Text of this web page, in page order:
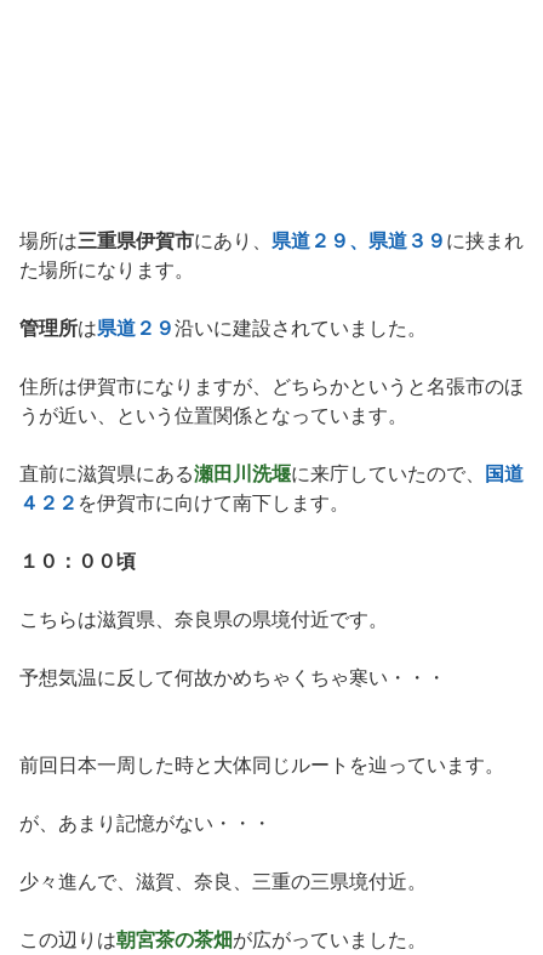
場所は三重県伊賀市にあり、 県道２９、県道３９ に挟まれ
た場所になります。
管理所は県道２９沿いに建設されていました。
住所は伊賀市になりますが、どちらかというと名張市のほ
うが近い、という位置関係となっています。
直前に滋賀県にある瀬田川洗堰に来庁していたので、
国道
４２２ を伊賀市に向けて南下します。
１０：００頃
こちらは滋賀県、奈良県の県境付近です。
予想気温に反して何故かめちゃくちゃ寒い・・・
前回日本一周した時と大体同じルートを辿っています。
が、あまり記憶がない・・・
少々進んで、滋賀、奈良、三重の三県境付近。
この辺りは朝宮茶の茶畑が広がっていました。